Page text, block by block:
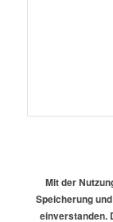
Mit der
Speicherung
einverstanden.